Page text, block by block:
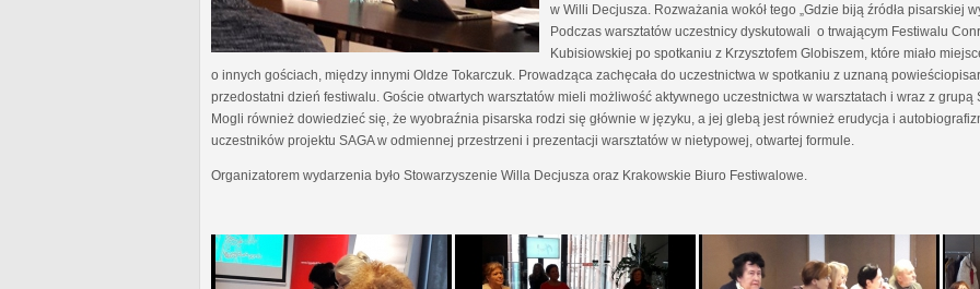
w Willi Decjusza. Rozważania wokół tego „Gdzie biją źródła pisarskiej
Podczas warsztatów uczestnicy dyskutowali o trwającym Festiwalu
Kubisiowskiej po spotkaniu z Krzysztofem Globiszem, które miało
o innych gościach, między innymi Oldze Tokarczuk. Prowadząca zachęcała do uczestnictwa w spotkaniu z uznaną
przedostatni dzień festiwalu. Goście otwartych warsztatów mieli możliwość aktywnego uczestnictwa w warsztatach i wraz z grupą
Mogli również dowiedzieć się, że wyobraźnia pisarska rodzi się głównie w języku, a jej glebą jest również erudycja i
uczestników projektu SAGA w odmiennej przestrzeni i prezentacji warsztatów w nietypowej, otwartej formule.
Organizatorem wydarzenia było Stowarzyszenie Willa Decjusza oraz Krakowskie Biuro Festiwalowe.